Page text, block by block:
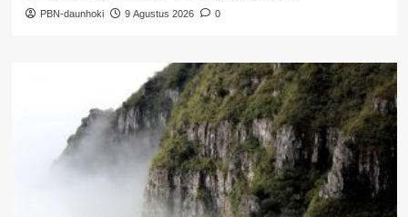
PBN-daunhoki 9 Agustus 2026 0